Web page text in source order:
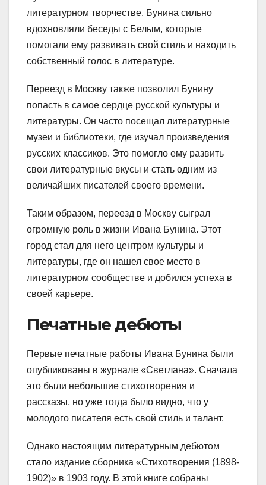
литературном творчестве. Бунина сильно
вдохновляли беседы с Белым, которые
помогали ему развивать свой стиль и находить
собственный голос в литературе.
Переезд в Москву также позволил Бунину
попасть в самое сердце русской культуры и
литературы. Он часто посещал литературные
музеи и библиотеки, где изучал произведения
русских классиков. Это помогло ему развить
свои литературные вкусы и стать одним из
величайших писателей своего времени.
Таким образом, переезд в Москву сыграл
огромную роль в жизни Ивана Бунина. Этот
город стал для него центром культуры и
литературы, где он нашел свое место в
литературном сообществе и добился успеха в
своей карьере.
Печатные дебюты
Первые печатные работы Ивана Бунина были
опубликованы в журнале «Светлана». Сначала
это были небольшие стихотворения и
рассказы, но уже тогда было видно, что у
молодого писателя есть свой стиль и талант.
Однако настоящим литературным дебютом
стало издание сборника «Стихотворения (1898-
1902)» в 1903 году. В этой книге собраны